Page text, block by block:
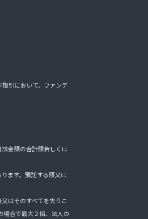
引において、ファンデ
金額の合計額若しくは
ます。預託する額又は
はそのすべてを失うこ
場合で最大２倍、法人の